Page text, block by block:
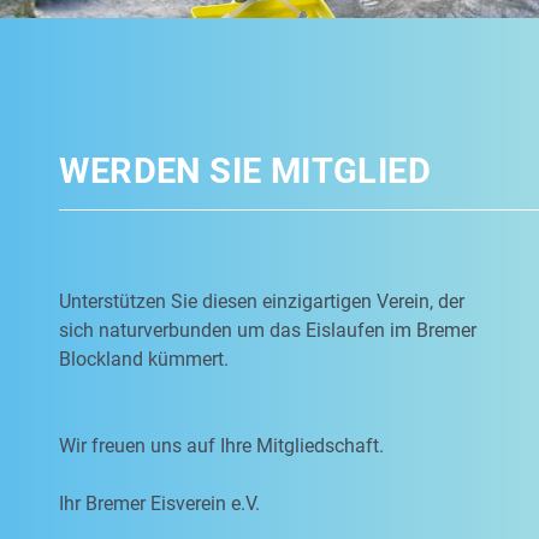
WERDEN SIE MITGLIED
Unterstützen Sie diesen einzigartigen Verein, der
sich naturverbunden um das Eislaufen im Bremer
Blockland kümmert.
Wir freuen uns auf Ihre Mitgliedschaft.
Ihr Bremer Eisverein e.V.